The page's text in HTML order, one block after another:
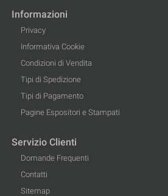
Informazioni
Privacy
Informativa Cookie
Condizioni di Vendita
Tipi di Spedizione
Tipi di Pagamento
Pagine Espositori e Stampati
Servizio Clienti
Domande Frequenti
Contatti
Sitemap